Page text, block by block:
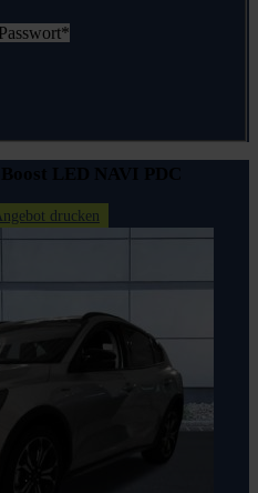
Passwort*
LED NAVI PDC
drucken